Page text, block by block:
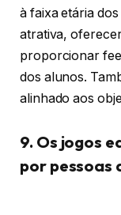
à faixa etária
atrativa,
proporcionar
dos alunos.
alinhado aos
9. Os jogos
por pessoas